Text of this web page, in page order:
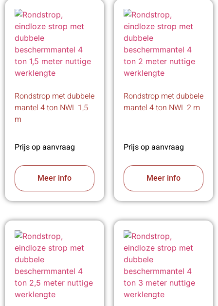
Rondstrop met dubbele
mantel 4 ton NWL 1,5
m
Prijs op aanvraag
Meer info
Rondstrop met dubbele
mantel 4 ton NWL 2 m
Prijs op aanvraag
Meer info